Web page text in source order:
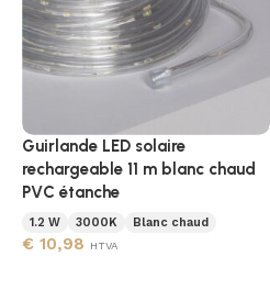
Guirlande LED solaire
rechargeable 11 m blanc chaud
PVC étanche
1.2 W 3000K Blanc chaud
€ 10,98 HTVA